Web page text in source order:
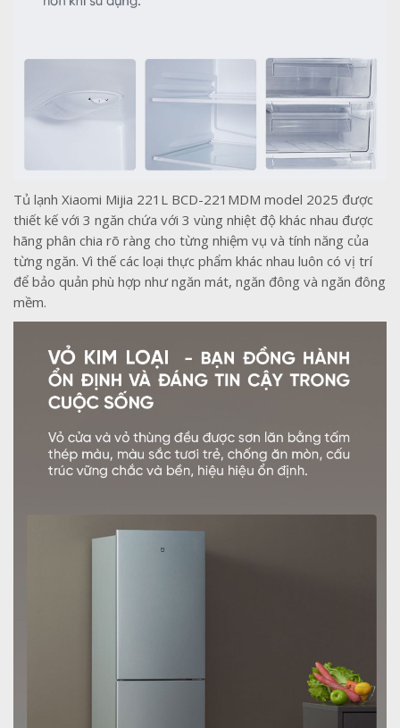
Tủ lạnh Xiaomi Mijia 221L BCD-221MDM model 2025 được
thiết kế với 3 ngăn chứa với 3 vùng nhiệt độ khác nhau được
hãng phân chia rõ ràng cho từng nhiệm vụ và tính năng của
từng ngăn. Vì thế các loại thực phẩm khác nhau luôn có vị trí
để bảo quản phù hợp như ngăn mát, ngăn đông và ngăn đông
mềm.